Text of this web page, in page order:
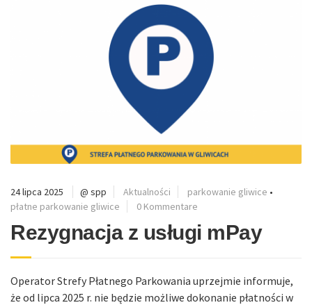
24 lipca 2025 @ spp Aktualności parkowanie gliwice •
płatne parkowanie gliwice
0 Kommentare
Rezygnacja z usługi mPay
Operator Strefy Płatnego Parkowania uprzejmie informuje,
że od lipca 2025 r. nie będzie możliwe dokonanie płatności w